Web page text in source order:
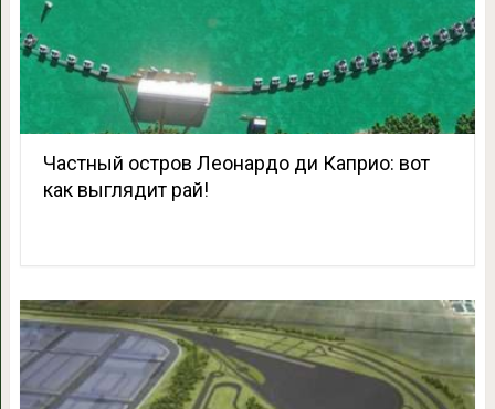
Частный остров Леонардо ди Каприо: вот
как выглядит рай!